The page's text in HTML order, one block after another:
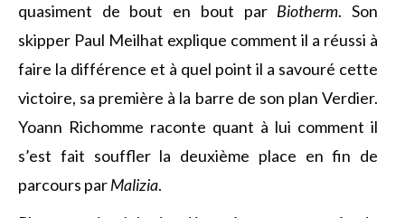
quasiment de bout en bout par Biotherm. Son
skipper Paul Meilhat explique comment il a réussi à
faire la différence et à quel point il a savouré cette
victoire, sa première à la barre de son plan Verdier.
Yoann Richomme raconte quant à lui comment il
s’est fait souffler la deuxième place en fin de
parcours parMalizia.